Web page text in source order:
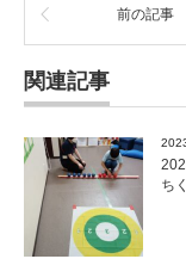
前の記事
関連記事
ち